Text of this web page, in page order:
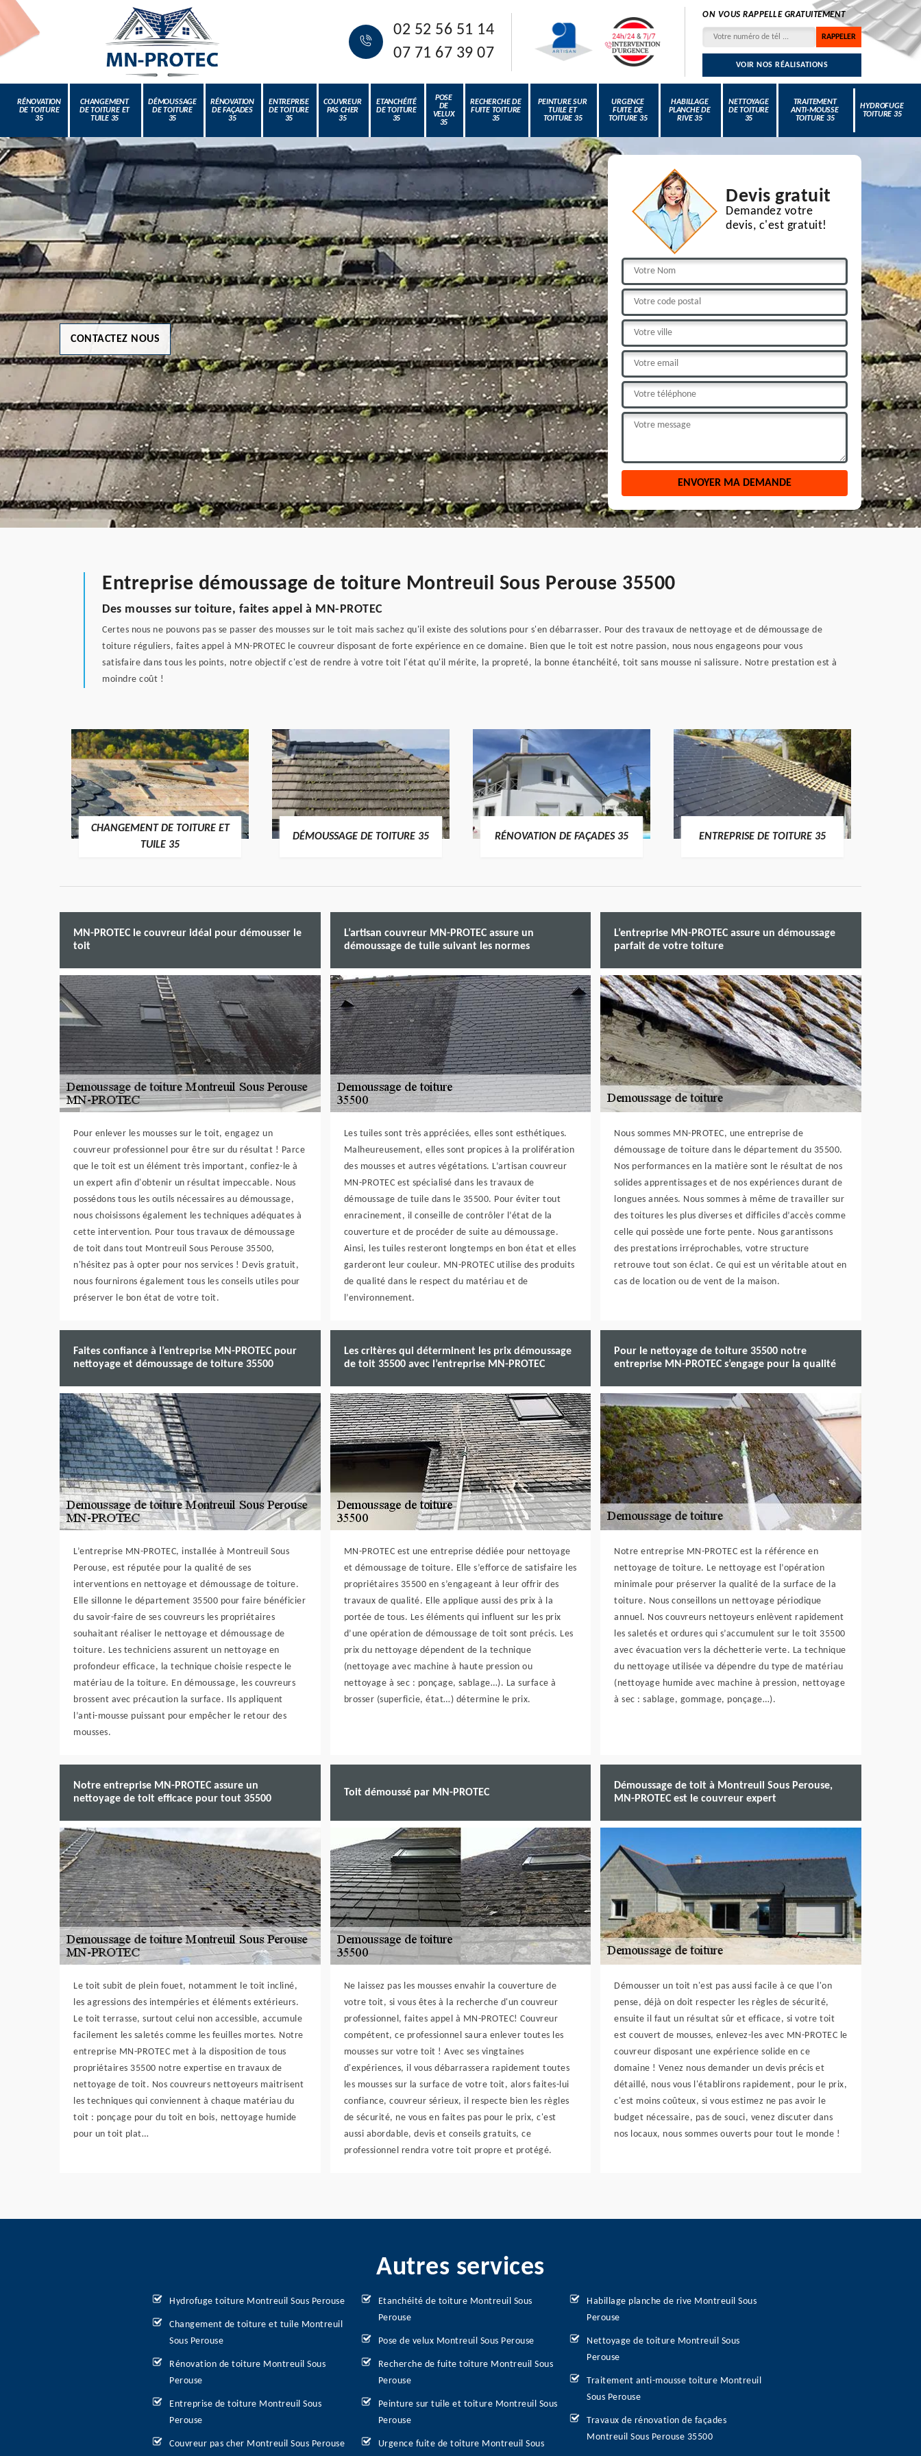
02 52 56 51 14
07 71 67 39 07
ON VOUS RAPPELLE GRATUITEMENT
VOIR NOS RÉALISATIONS
RÉNOVATION
DE TOITURE
35
CHANGEMENT
DE TOITURE ET
TUILE 35
DÉMOUSSAGE
DE TOITURE
35
RÉNOVATION
DE FAÇADES
35
ENTREPRISE
DE TOITURE
35
COUVREUR
PAS CHER
35
ETANCHÉITÉ
DE TOITURE
35
POSE
DE
VELUX
35
RECHERCHE DE
FUITE TOITURE
35
PEINTURE SUR
TUILE ET
TOITURE 35
URGENCE
FUITE DE
TOITURE 35
HABILLAGE
PLANCHE DE
RIVE 35
NETTOYAGE
DE TOITURE
35
TRAITEMENT
ANTI-MOUSSE
TOITURE 35
HYDROFUGE
TOITURE 35
CONTACTEZ NOUS
Devis gratuit
Demandez votre
devis, c'est gratuit!
Entreprise démoussage de toiture Montreuil Sous Perouse 35500
Des mousses sur toiture, faites appel à MN-PROTEC
Certes nous ne pouvons pas se passer des mousses sur le toit mais sachez qu'il existe des solutions pour s'en débarrasser. Pour des travaux de nettoyage et de démoussage de
toiture réguliers, faites appel à MN-PROTEC le couvreur disposant de forte expérience en ce domaine. Bien que le toit est notre passion, nous nous engageons pour vous
satisfaire dans tous les points, notre objectif c'est de rendre à votre toit l'état qu'il mérite, la propreté, la bonne étanchéité, toit sans mousse ni salissure. Notre prestation est à
moindre coût !
CHANGEMENT DE TOITURE ET
TUILE 35
DÉMOUSSAGE DE TOITURE 35 RÉNOVATION DE FAÇADES 35 ENTREPRISE DE TOITURE 35
MN-PROTEC le couvreur idéal pour démousser le
toit
Pour enlever les mousses sur le toit, engagez un
couvreur professionnel pour être sur du résultat ! Parce
que le toit est un élément très important, confiez-le à
un expert afin d'obtenir un résultat impeccable. Nous
possédons tous les outils nécessaires au démoussage,
nous choisissons également les techniques adéquates à
cette intervention. Pour tous travaux de démoussage
de toit dans tout Montreuil Sous Perouse 35500,
n'hésitez pas à opter pour nos services ! Devis gratuit,
nous fournirons également tous les conseils utiles pour
préserver le bon état de votre toit.
L’artisan couvreur MN-PROTEC assure un
démoussage de tuile suivant les normes
Les tuiles sont très appréciées, elles sont esthétiques.
Malheureusement, elles sont propices à la prolifération
des mousses et autres végétations. L’artisan couvreur
MN-PROTEC est spécialisé dans les travaux de
démoussage de tuile dans le 35500. Pour éviter tout
enracinement, il conseille de contrôler l’état de la
couverture et de procéder de suite au démoussage.
Ainsi, les tuiles resteront longtemps en bon état et elles
garderont leur couleur. MN-PROTEC utilise des produits
de qualité dans le respect du matériau et de
l’environnement.
L’entreprise MN-PROTEC assure un démoussage
parfait de votre toiture
Nous sommes MN-PROTEC, une entreprise de
démoussage de toiture dans le département du 35500.
Nos performances en la matière sont le résultat de nos
solides apprentissages et de nos expériences durant de
longues années. Nous sommes à même de travailler sur
des toitures les plus diverses et difficiles d’accès comme
celle qui possède une forte pente. Nous garantissons
des prestations irréprochables, votre structure
retrouve tout son éclat. Ce qui est un véritable atout en
cas de location ou de vent de la maison.
Faites confiance à l’entreprise MN-PROTEC pour
nettoyage et démoussage de toiture 35500
L’entreprise MN-PROTEC, installée à Montreuil Sous
Perouse, est réputée pour la qualité de ses
interventions en nettoyage et démoussage de toiture.
Elle sillonne le département 35500 pour faire bénéficier
du savoir-faire de ses couvreurs les propriétaires
souhaitant réaliser le nettoyage et démoussage de
toiture. Les techniciens assurent un nettoyage en
profondeur efficace, la technique choisie respecte le
matériau de la toiture. En démoussage, les couvreurs
brossent avec précaution la surface. Ils appliquent
l’anti-mousse puissant pour empêcher le retour des
mousses.
Les critères qui déterminent les prix démoussage
de toit 35500 avec l’entreprise MN-PROTEC
MN-PROTEC est une entreprise dédiée pour nettoyage
et démoussage de toiture. Elle s’efforce de satisfaire les
propriétaires 35500 en s’engageant à leur offrir des
travaux de qualité. Elle applique aussi des prix à la
portée de tous. Les éléments qui influent sur les prix
d’une opération de démoussage de toit sont précis. Les
prix du nettoyage dépendent de la technique
(nettoyage avec machine à haute pression ou
nettoyage à sec : ponçage, sablage…). La surface à
brosser (superficie, état…) détermine le prix.
Pour le nettoyage de toiture 35500 notre
entreprise MN-PROTEC s’engage pour la qualité
Notre entreprise MN-PROTEC est la référence en
nettoyage de toiture. Le nettoyage est l’opération
minimale pour préserver la qualité de la surface de la
toiture. Nous conseillons un nettoyage périodique
annuel. Nos couvreurs nettoyeurs enlèvent rapidement
les saletés et ordures qui s’accumulent sur le toit 35500
avec évacuation vers la déchetterie verte. La technique
du nettoyage utilisée va dépendre du type de matériau
(nettoyage humide avec machine à pression, nettoyage
à sec : sablage, gommage, ponçage…).
Notre entreprise MN-PROTEC assure un
nettoyage de toit efficace pour tout 35500
Le toit subit de plein fouet, notamment le toit incliné,
les agressions des intempéries et éléments extérieurs.
Le toit terrasse, surtout celui non accessible, accumule
facilement les saletés comme les feuilles mortes. Notre
entreprise MN-PROTEC met à la disposition de tous
propriétaires 35500 notre expertise en travaux de
nettoyage de toit. Nos couvreurs nettoyeurs maitrisent
les techniques qui conviennent à chaque matériau du
toit : ponçage pour du toit en bois, nettoyage humide
pour un toit plat…
Toit démoussé par MN-PROTEC
Ne laissez pas les mousses envahir la couverture de
votre toit, si vous êtes à la recherche d'un couvreur
professionnel, faites appel à MN-PROTEC! Couvreur
compétent, ce professionnel saura enlever toutes les
mousses sur votre toit ! Avec ses vingtaines
d'expériences, il vous débarrassera rapidement toutes
les mousses sur la surface de votre toit, alors faites-lui
confiance, couvreur sérieux, il respecte bien les règles
de sécurité, ne vous en faites pas pour le prix, c'est
aussi abordable, devis et conseils gratuits, ce
professionnel rendra votre toit propre et protégé.
Démoussage de toit à Montreuil Sous Perouse,
MN-PROTEC est le couvreur expert
Démousser un toit n'est pas aussi facile à ce que l'on
pense, déjà on doit respecter les règles de sécurité,
ensuite il faut un résultat sûr et efficace, si votre toit
est couvert de mousses, enlevez-les avec MN-PROTEC le
couvreur disposant une expérience solide en ce
domaine ! Venez nous demander un devis précis et
détaillé, nous vous l'établirons rapidement, pour le prix,
c'est moins coûteux, si vous estimez ne pas avoir le
budget nécessaire, pas de souci, venez discuter dans
nos locaux, nous sommes ouverts pour tout le monde !
Autres services
Hydrofuge toiture Montreuil Sous Perouse
Changement de toiture et tuile Montreuil
Sous Perouse
Rénovation de toiture Montreuil Sous
Perouse
Entreprise de toiture Montreuil Sous
Perouse
Couvreur pas cher Montreuil Sous Perouse
Etanchéité de toiture Montreuil Sous
Perouse
Pose de velux Montreuil Sous Perouse
Recherche de fuite toiture Montreuil Sous
Perouse
Peinture sur tuile et toiture Montreuil Sous
Perouse
Urgence fuite de toiture Montreuil Sous
Habillage planche de rive Montreuil Sous
Perouse
Nettoyage de toiture Montreuil Sous
Perouse
Traitement anti-mousse toiture Montreuil
Sous Perouse
Travaux de rénovation de façades
Montreuil Sous Perouse 35500